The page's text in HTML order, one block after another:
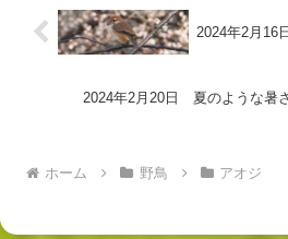
2024年2月
2024年2月20日 夏のような暑さ
ホーム 野鳥 アオジ